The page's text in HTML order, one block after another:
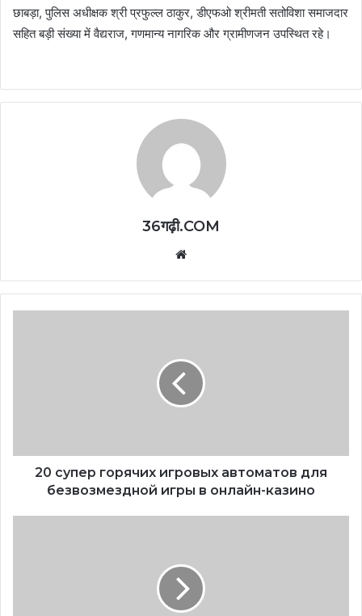
छाबड़ा, पुलिस अधीक्षक श्री प्रफुल्ल ठाकुर, डीएफओ श्रीमती सतोविशा समाजदार
सहित बड़ी संख्या में वैद्यराज, गणमान्य नागरिक और ग्रामीणजन उपस्थित रहे।
36गढ़ी.COM
20 супер горячих игровых автоматов для
безвозмездной игры в онлайн-казино